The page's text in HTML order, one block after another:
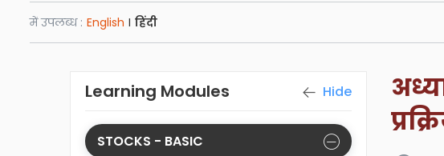
में उपलब्ध : English I हिंदी
Learning Modules Hide
STOCKS - BASIC